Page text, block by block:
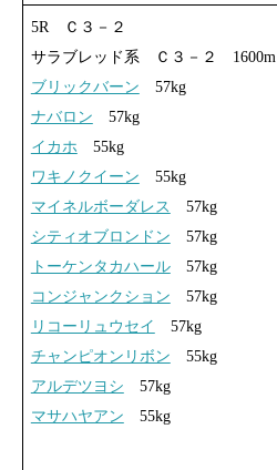
5R Ｃ３－２
サラブレッド系 Ｃ３－２ 1600m
ブリックバーン 57kg
ナバロン 57kg
イカホ 55kg
ワキノクイーン 55kg
マイネルボーダレス
57kg
シティオブロンドン 57kg
トーケンタカハール57kg
コンジャンクション 57kg
リコーリュウセイ
57kg
チャンピオンリボン 55kg
アルデツヨシ 57kg
マサハヤアン 55kg